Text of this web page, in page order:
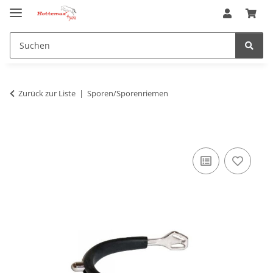
Zurück zur Liste Sporen/Sporenriemen